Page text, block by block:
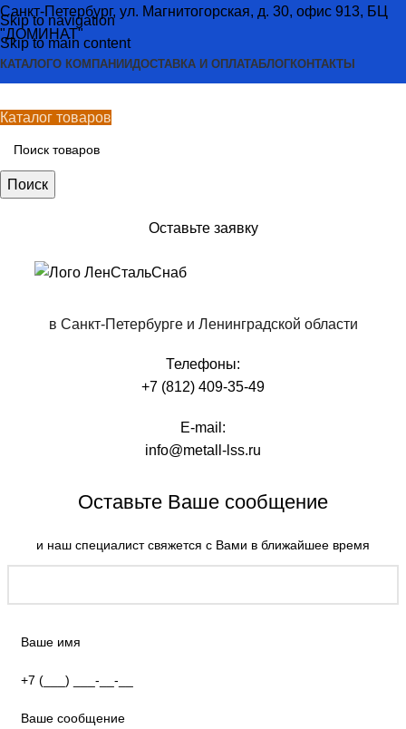
Skip to navigation
Skip to main content
Санкт-Петербург, ул. Магнитогорская, д. 30, офис 913, БЦ
"ДОМИНАТ"
КАТАЛОГО КОМПАНИИДОСТАВКА И ОПЛАТАБЛОГКОНТАКТЫ
Каталог товаров
Поиск
Оставьте заявку
в Санкт-Петербурге и Ленинградской области
Телефоны:
+7 (812) 409-35-49
E-mail:
info@metall-lss.ru
Оставьте Ваше сообщение
и наш специалист свяжется с Вами в ближайшее время